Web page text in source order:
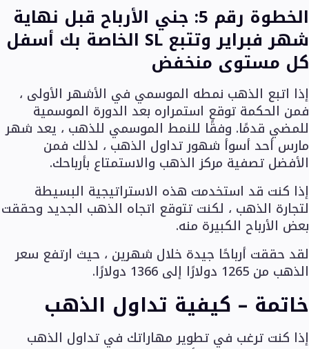
الخطوة رقم 5: جني الأرباح قبل نهاية
شهر فبراير وتتبع SL الخاصة بك أسفل
كل مستوى منخفض
إذا اتبع الذهب نمطه الموسمي في الأشهر الأولى ،
فمن الحكمة توقع استمراره بعد الدورة الموسمية
للمضي قدمًا. وفقًا للنمط الموسمي للذهب ، يعد شهر
مارس أحد أسوأ شهور تداول الذهب ، لذلك فمن
الأفضل تصفية مركز الذهب والاستمتاع بأرباحك.
إذا كنت قد استخدمت هذه الاستراتيجية البسيطة
لتجارة الذهب ، لكنت تتوقع اتجاه الذهب الجديد وحققت
بعض الأرباح الكبيرة منه.
لقد حققت أرباحًا جيدة خلال شهرين ، حيث ارتفع سعر
الذهب من 1265 دولارًا إلى 1366 دولارًا.
خاتمة – كيفية تداول الذهب
إذا كنت ترغب في تطوير مهاراتك في تداول الذهب